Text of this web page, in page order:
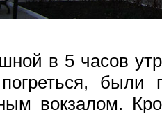
в 5 часов
были
вокзалом.